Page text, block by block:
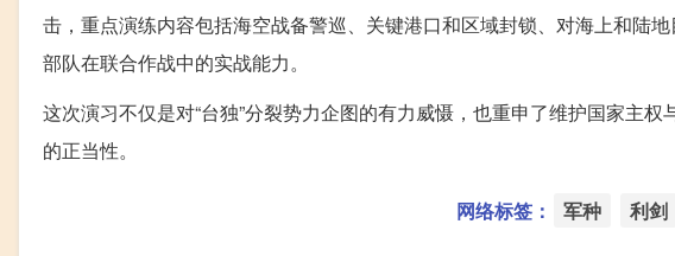
击，重点演练内容包括海空战备警巡、关键港口和区域封锁、对海上和陆
部队在联合作战中的实战能力。
这次演习不仅是对“台独”分裂势力企图的有力威慑，也重申了维护国家主
的正当性。
网络标签： 军种 利剑